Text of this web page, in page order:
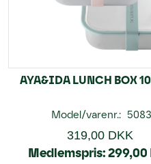
AYA&IDA LUNCH BOX
Model/varenr.:
319,00 DKK
Medlemspris:299,00